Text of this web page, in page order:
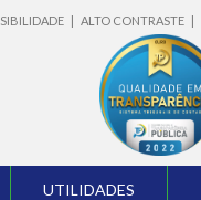
| ALTO CONTRASTE |
UTILIDADES